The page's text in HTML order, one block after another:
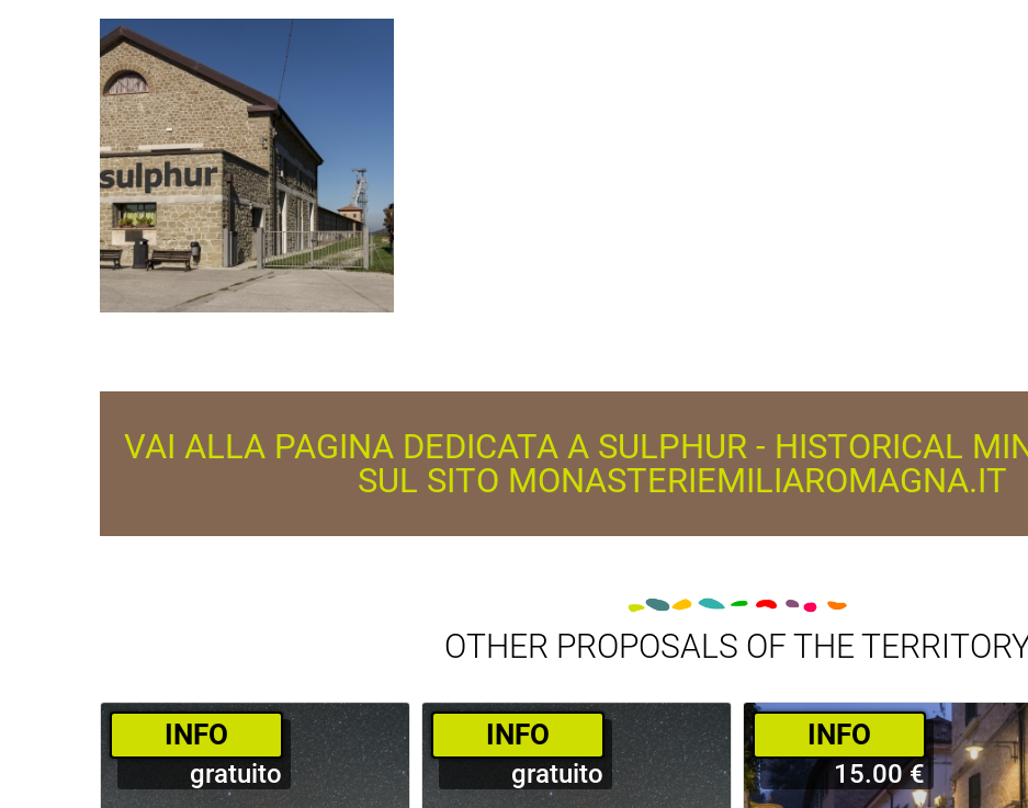
VAI ALLA PAGINA DEDICATA A SULPHUR - HISTORICAL
SUL SITO MONASTERIEMILIAROMAGNA.IT
OTHER PROPOSALS OF THE
­INFO
gratuito
­INFO
gratuito
­INFO
15.00 €